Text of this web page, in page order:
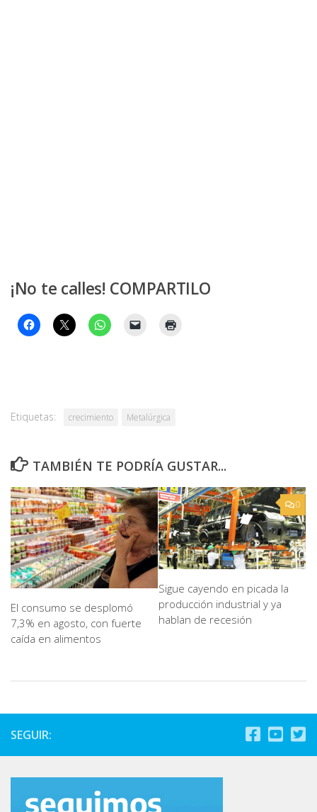
¡No te calles! COMPARTILO
Etiquetas: crecimiento Metalúrgica
TAMBIÉN TE PODRÍA GUSTAR...
El consumo se desplomó
7,3% en agosto, con fuerte
caída en alimentos
0
Sigue cayendo en picada la
producción industrial y ya
hablan de recesión
SEGUIR: